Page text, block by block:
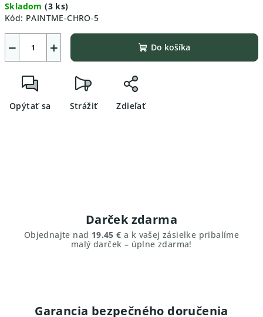
cena:
Skladom(3 ks)
Kód: PAINTME-CHRO-5
+
− Do košíka
Opýtať sa Strážiť Zdieľať
Darček zdarma
Objednajte nad 19.45 € a k vašej zásielke pribalíme
malý darček – úplne zdarma!
Garancia bezpečného doručenia